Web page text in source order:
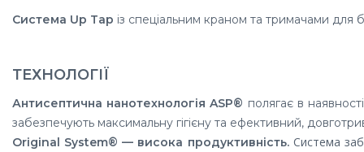
Система Up Tap із спеціальним краном та тримачами
ТЕХНОЛОГІЇ
Антисептична нанотехнологія ASP® полягає в
забезпечують максимальну гігієну та ефективний,
Original System® — висока продуктивність. Система